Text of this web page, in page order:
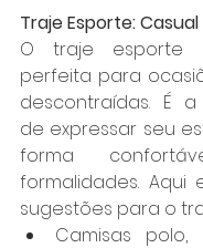
Traje Esporte:
O traje esporte
perfeita para
descontraídas. É
de expressar seu
forma
formalidades. Aqui
sugestões para o
Camisas